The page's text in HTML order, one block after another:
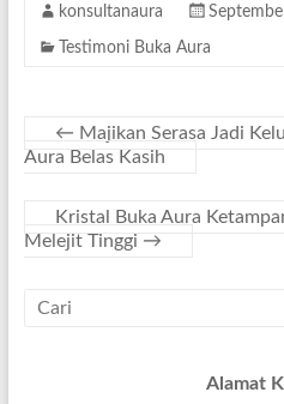
konsultanaura
Testimoni Buka Aura
← Majikan Serasa Jadi
Aura Belas Kasih
Kristal Buka Aura
Melejit Tinggi →
Alamat